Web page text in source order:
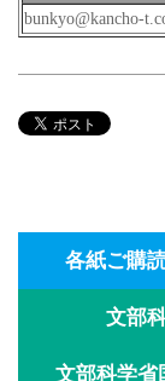
bunkyo@kancho-
各紙ご購
文部
文部科学省